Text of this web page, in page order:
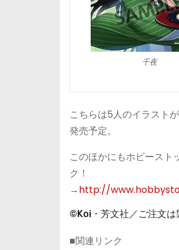
千夜
こちらは5人のイラスト
発売予定。
このほかにもホビースト
ク！
→http://
©Koi・芳文社／ご注文は
■関連リンク